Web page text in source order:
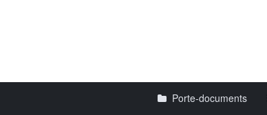
Porte-documents